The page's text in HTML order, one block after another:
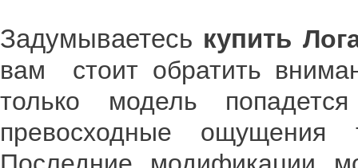
Задумываетесь купить
вам стоит обратить
только модель
превосходные ощущения